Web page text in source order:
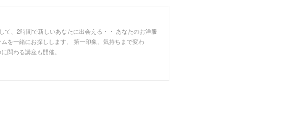
、2時間で新しいあなたに出会える・・ あなたのお洋服
を一緒にお探しします。 第一印象、気持ちまで変わ
関わる講座も開催。